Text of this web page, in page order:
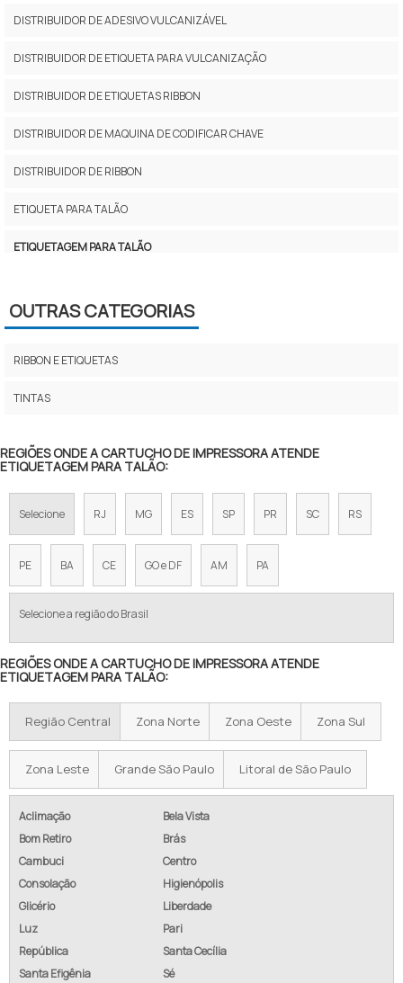
DISTRIBUIDOR DE ADESIVO VULCANIZÁVEL
DISTRIBUIDOR DE ETIQUETA PARA VULCANIZAÇÃO
DISTRIBUIDOR DE ETIQUETAS RIBBON
DISTRIBUIDOR DE MAQUINA DE CODIFICAR CHAVE
DISTRIBUIDOR DE RIBBON
ETIQUETA PARA TALÃO
ETIQUETAGEM PARA TALÃO
ETIQUETAS PARA TALÃO COM CÓDIGO DE BARRAS
ETIQUETAS PARA VULCANIZAR
ETIQUETAS RIBBON
ETIQUETAS VULCANIZÁVEIS PARA PNEUS
FÁBRICA DE ETIQUETAS RIBBON EM SP
FÁBRICA DE RIBBONS
FORNECEDOR DE ADESIVO PARA VULCANIZAÇÃO
FORNECEDOR DE ETIQUETA PARA VULCANIZAÇÃO
FORNECEDOR DE RIBBON
FORNECEDORES DE RIBBONS
ONDE COMPRAR ETIQUETAS RIBBON EM SP
ONDE ENCONTRAR ETIQUETAS RIBBON EM SP
PREÇO ETIQUETAS RIBBON RESINA
RIBBON 110X74
RIBBON AZUL
RIBBON CERA 110X450
OUTRAS CATEGORIAS
RIBBON E ETIQUETAS
TINTAS
REGIÕES ONDE A CARTUCHO DE IMPRESSORA ATENDE
ETIQUETAGEM PARA TALÃO:
Selecione RJ MG ES SP PR SC RS
PE BA CE GO e DF AM PA
Selecione a região do Brasil
REGIÕES ONDE A CARTUCHO DE IMPRESSORA ATENDE
ETIQUETAGEM PARA TALÃO:
Região Central Zona Norte Zona Oeste Zona Sul
Zona Leste Grande São Paulo Litoral de São Paulo
Aclimação
Bela Vista
Bom Retiro
Brás
Cambuci
Centro
Consolação
Higienópolis
Glicério
Liberdade
Luz
Pari
República
Santa Cecília
Santa Efigênia
Sé